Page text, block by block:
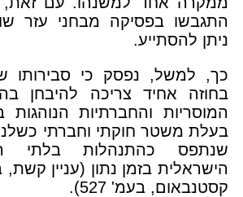
התגבשו בפסיקה מבחני עזר
ניתן להסתייע.
כך, למשל, נפסק כי סבירותו
בחוזה אחיד צריכה להיבחן
המוסריות והחברתיות
בעלת משטר חוקתי וחברתי
שנתפס כהתנהלות בלתי
קסטנבאום, בעמ' 527).